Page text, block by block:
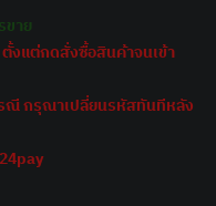
าย
ตั้งแต่กดสั่งซื้อสินค้าจนเข้า
ณี กรุณาเปลี่ยนรหัสทันทีหลัง